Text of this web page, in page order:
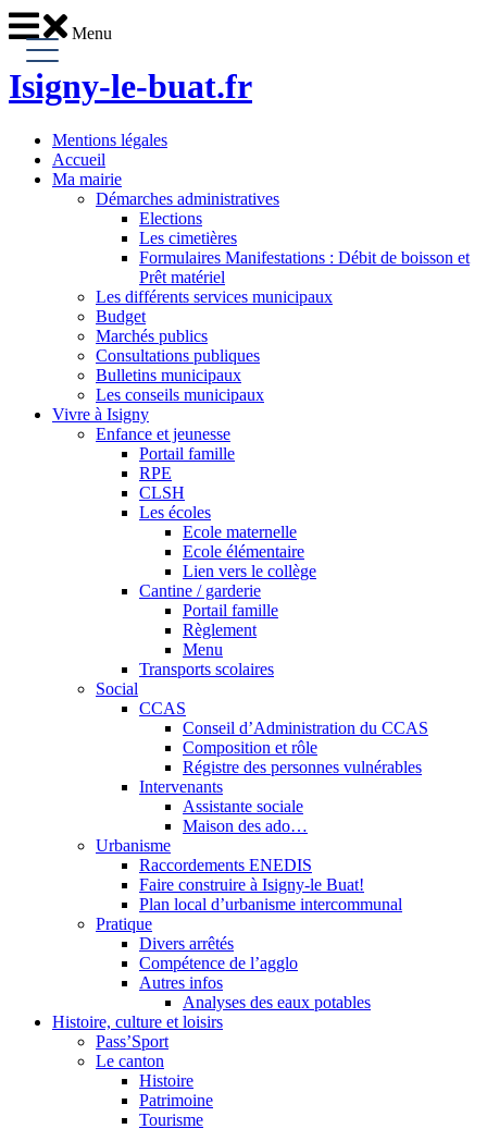
Menu
Isigny-le-buat.fr
Mentions légales
Accueil
Ma mairie
Démarches administratives
Elections
Les cimetières
Formulaires Manifestations : Débit de boisson et
Prêt matériel
Les différents services municipaux
Budget
Marchés publics
Consultations publiques
Bulletins municipaux
Les conseils municipaux
Vivre à Isigny
Enfance et jeunesse
Portail famille
RPE
CLSH
Les écoles
Ecole maternelle
Ecole élémentaire
Lien vers le collège
Cantine / garderie
Portail famille
Règlement
Menu
Transports scolaires
Social
CCAS
Conseil d’Administration du CCAS
Composition et rôle
Régistre des personnes vulnérables
Intervenants
Assistante sociale
Maison des ado…
Urbanisme
Raccordements ENEDIS
Faire construire à Isigny-le Buat!
Plan local d’urbanisme intercommunal
Pratique
Divers arrêtés
Compétence de l’agglo
Autres infos
Analyses des eaux potables
Histoire, culture et loisirs
Pass’Sport
Le canton
Histoire
Patrimoine
Tourisme